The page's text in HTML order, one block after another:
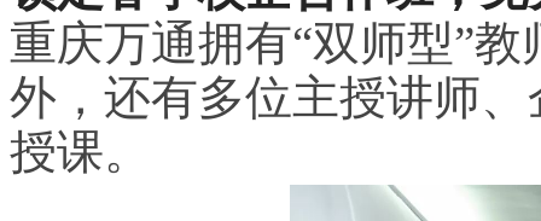
重庆万通拥有“双师型”
外，还有多位主授讲师
授课。